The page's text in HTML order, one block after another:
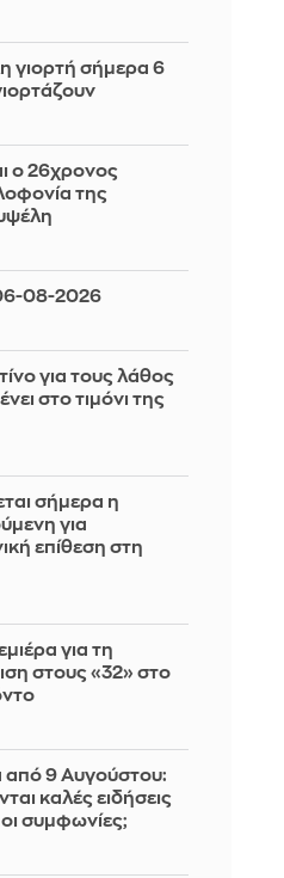
γιορτή σήμερα 6
ο 26χρονος
της
08-2026
για τους λάθος
στο τιμόνι της
σήμερα η
για
επίθεση στη
για τη
στους «32» στο
από 9 Αυγούστου:
καλές ειδήσεις
οι συμφωνίες;